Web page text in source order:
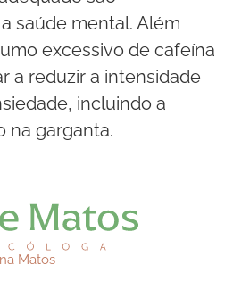
saúde mental. Além
excessivo de cafeína
a reduzir a intensidade
incluindo a
na garganta.
Matos